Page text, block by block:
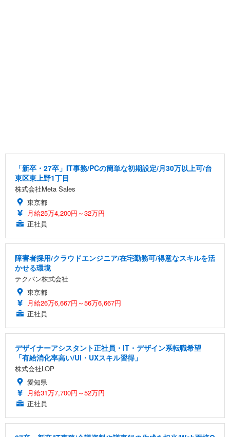
「新卒・27卒」IT事務/PCの簡単な初期設定/月30万以上可/台
東区東上野1丁目
株式会社Meta Sales
東京都
月給25万4,200円～32万円
正社員
障害者採用/クラウドエンジニア/在宅勤務可/得意なスキルを活
かせる環境
テクバン株式会社
東京都
月給26万6,667円～56万6,667円
正社員
デザイナーアシスタント正社員・IT・デザイン系転職希望
「有給消化率高い/UI・UXスキル習得」
株式会社LOP
愛知県
月給31万7,700円～52万円
正社員